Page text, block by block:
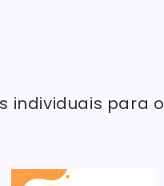
individuais para o